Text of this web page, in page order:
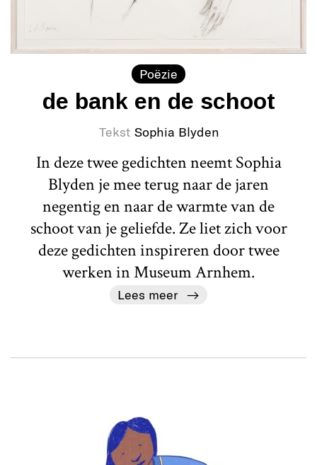
Poëzie
de bank en de schoot
Tekst Sophia Blyden
In deze twee gedichten neemt Sophia
Blyden je mee terug naar de jaren
negentig en naar de warmte van de
schoot van je geliefde. Ze liet zich voor
deze gedichten inspireren door twee
werken in Museum Arnhem.
Lees meer